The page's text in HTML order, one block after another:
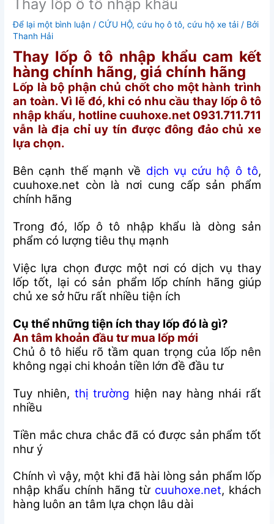
Thay lốp ô tô nhập khẩu
Để lại một bình luận /CỨU HỘ,cứu họ ô tô,cứu hộ xe tải / Bởi
Thanh Hải
Thay lốp ô tô nhập khẩu cam kết
hàng chính hãng, giá chính hãng
Lốp là bộ phận chủ chốt cho một hành trình
an toàn. Vì lẽ đó, khi có nhu cầu thay lốp ô tô
nhập khẩu, hotline cuuhoxe.net 0931.711.711
vẫn là địa chỉ uy tín được đông đảo chủ xe
lựa chọn.
Bên cạnh thế mạnh về dịch vụ cứu hộ ô tô,
cuuhoxe.net còn là nơi cung cấp sản phẩm
chính hãng
Trong đó, lốp ô tô nhập khẩu là dòng sản
phẩm có lượng tiêu thụ mạnh
Việc lựa chọn được một nơi có dịch vụ thay
lốp tốt, lại có sản phẩm lốp chính hãng giúp
chủ xe sở hữu rất nhiều tiện ích
Cụ thể những tiện ích thay lốp đó là gì?
An tâm khoản đầu tư mua lốp mới
Chủ ô tô hiểu rõ tầm quan trọng của lốp nên
không ngại chi khoản tiền lớn đề đầu tư
Tuy nhiên,thị trường hiện nay hàng nhái rất
nhiều
Tiền mắc chưa chắc đã có được sản phẩm tốt
như ý
Chính vì vậy, một khi đã hài lòng sản phẩm lốp
nhập khẩu chính hãng từ cuuhoxe.net, khách
hàng luôn an tâm lựa chọn lâu dài